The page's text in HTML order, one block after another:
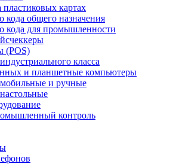
картах
общего назначения
кода для промышленности
(POS)
класса
и планшетные компьютеры
и ручные
контроль